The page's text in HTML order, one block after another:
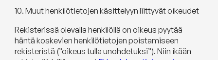
10. Muut henkilötietojen käsittelyyn liittyvät oikeudet
Rekisterissä olevalla henkilöllä on oikeus pyytää
häntä koskevien henkilötietojen poistamiseen
rekisteristä (”oikeus tulla unohdetuksi”). Niin ikään